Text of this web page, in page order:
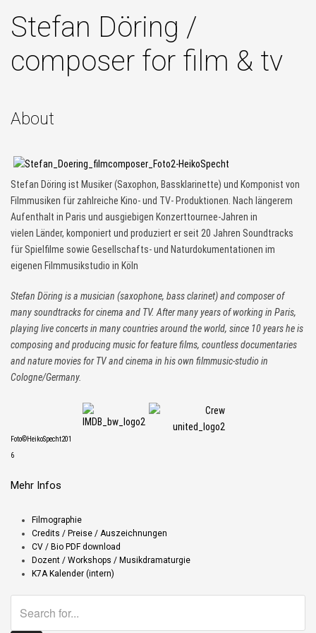
Stefan Döring /
composer for film & tv
About
Stefan Döring ist Musiker (Saxophon, Bassklarinette) und Komponist von
Filmmusiken für zahlreiche Kino- und TV- Produktionen. Nach längerem
Aufenthalt in Paris und ausgiebigen Konzerttournee-Jahren in
vielen Länder, komponiert und produziert er seit 20 Jahren Soundtracks
für Spielfilme sowie Gesellschafts- und Naturdokumentationen im
eigenen Filmmusikstudio in Köln
Stefan Döring is a musician (saxophone, bass clarinet) and composer of
many soundtracks for cinema and TV. After many years of working in Paris,
playing live concerts in many countries around the world, since 10 years he is
composing and producing music for feature films, countless documentaries
and nature movies for TV and cinema in his own filmmusic-studio in
Cologne/Germany.
Foto©HeikoSpecht201
6
Mehr Infos
Filmographie
Credits / Preise / Auszeichnungen
CV / Bio PDF download
Dozent / Workshops / Musikdramaturgie
K7A Kalender (intern)